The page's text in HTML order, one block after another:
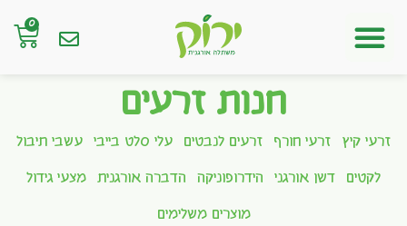
0
חנות זרעים
זרעי קיץ זרעי חורף זרעים לנבטים עלי סלט בייבי עשבי תיבול
לקטים דשן אורגני הידרופוניקה הדברה אורגנית מצעי גידול
מוצרים משלימים